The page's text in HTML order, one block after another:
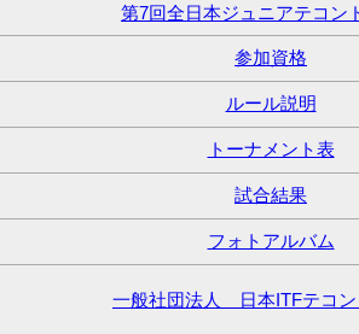
第7回全日本ジュニアテコン
参加資格
ルール説明
トーナメント表
試合結果
フォトアルバム
一般社団法人 日本ITFテコン